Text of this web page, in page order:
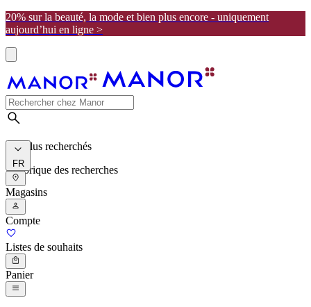
20% sur la beauté, la mode et bien plus encore - uniquement
aujourd’hui en ligne >
Les plus recherchés
Historique des recherches
FR
Magasins
Compte
Listes de souhaits
Panier